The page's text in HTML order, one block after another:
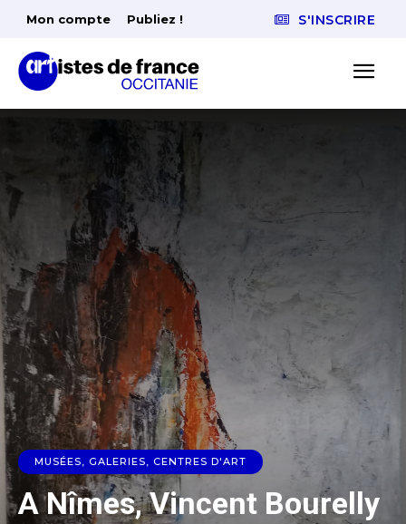
Mon compte Publiez ! S'INSCRIRE
MUSÉES, GALERIES, CENTRES D'ART
A Nîmes, Vincent Bourelly